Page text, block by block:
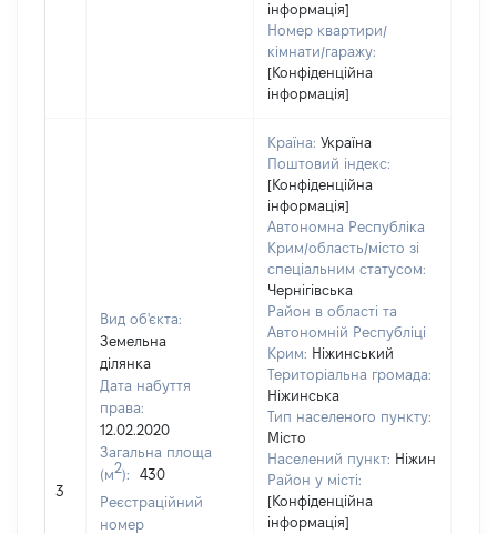
інформація]
Номер квартири/
кімнати/гаражу:
[Конфіденційна
інформація]
3
Вид об'єкта:
Земельна
ділянка
Дата набуття
права:
12.02.2020
Загальна площа
(м2):
430
Реєстраційний
номер
Країна: Україна
Поштовий індекс:
[Конфіденційна
інформація]
Автономна Республіка
Крим/область/місто зі
спеціальним статусом:
Чернігівська
Район в області та
Автономній Республіці
Крим: Ніжинський
Територіальна громада:
Ніжинська
Тип населеного пункту:
Місто
Населений пункт: Ніжин
Район у місті:
[Конфіденційна
інформація]